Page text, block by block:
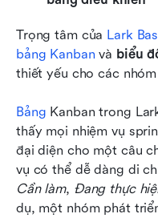
Trọng tâm của Lark
bảng Kanban và biểu
thiết yếu cho các
Bảng Kanban trong
thấy mọi nhiệm vụ
đại diện cho một câu
Cần làm, Đang thực
dụ, một nhóm phát